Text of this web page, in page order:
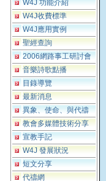
W4J 功能介紹
W4J收費標準
W4J應用實例
聖經查詢
2006網路事工研討會
音樂詩歌點播
目錄導覽
最新消息
異象、使命、與代禱
教會多媒體技術分享
宣教手記
W4J 發展狀況
短文分享
代禱網